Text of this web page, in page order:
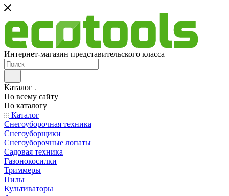
Интернет-магазин представительского класса
Каталог
По всему сайту
По каталогу
Каталог
Снегоуборочная техника
Снегоуборщики
Снегоуборочные лопаты
Садовая техника
Газонокосилки
Триммеры
Пилы
Культиваторы